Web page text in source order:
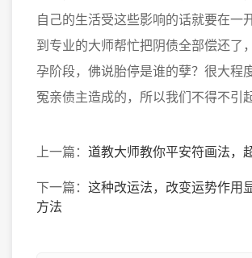
自己的生活受这些影响的话就要在一
到专业的大师帮忙把阴债全部偿还了
孕阶段，佛说胎停是谁的孽？很大程
冤亲债主造成的，所以我们不得不引
上一篇： 道教大师教你平安符画法，
下一篇： 这种改运法，改变运势作用
方法